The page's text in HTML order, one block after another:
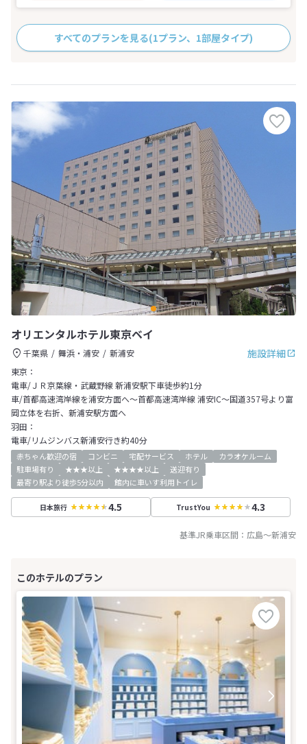
すべてのプランを見る(1プラン、1部屋タイプ)
オリエンタルホテル東京ベイ
施設詳細
千葉県 舞浜・浦安
新浦安
東京：
電車/ＪＲ京葉線・武蔵野線 新浦安駅下車徒歩約1分
車/首都高速湾岸線を浦安方面へ～首都高速湾岸線 浦安IC～国道357号より富
岡立体を右折、新浦安駅方面へ
羽田：
電車/リムジンバス新浦安行き約40分
赤ちゃん歓迎の宿 コンビニ 宅配サービス ホテル
カラオケルーム
駐車場有り
★★★以上 ★★★★以上
送迎有り
最寄り駅より徒歩5分以内
館内に車いす利用トイレ
日本旅行 4.5 TrustYou 4.3
基準JR乗車区間： 広島～新浦安